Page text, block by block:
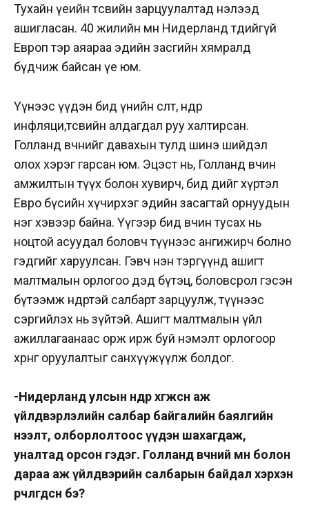
Тухайн үеийн төсвийн зарцуулалтад нэлээд
ашигласан. 40 жилийн өмнө Нидерланд төдийгүй
Европ тэр аяараа эдийн засгийн хямралд
бүдчиж байсан үе юм.
Үүнээс үүдэн бид үнийн өсөлт, өндөр
инфляци,төсвийн алдагдал руу халтирсан.
Голланд өвчнийг давахын тулд шинэ шийдэл
олох хэрэг гарсан юм. Эцэст нь, Голланд өвчин
амжилтын түүх болон хувирч, бид өдийг хүртэл
Евро бүсийн хүчирхэг эдийн засагтай орнуудын
нэг хэвээр байна. Үүгээр бид өвчин тусах нь
ноцтой асуудал боловч түүнээс ангижирч болно
гэдгийг харуулсан. Гэвч нэн тэргүүнд ашигт
малтмалын орлогоо дэд бүтэц, боловсрол гэсэн
бүтээмж өндөртэй салбарт зарцуулж, түүнээс
сэргийлэх нь зүйтэй. Ашигт малтмалын үйл
ажиллагаанаас орж ирж буй нэмэлт орлогоор
хөрөнгө оруулалтыг санхүүжүүлж болдог.
-Нидерланд улсын өндөр хөгжсөн аж
үйлдвэрлэлийн салбар байгалийн баялгийн
нээлт, олборлолтоос үүдэн шахагдаж,
уналтад орсон гэдэг. Голланд өвчний өмнө болон
дараа аж үйлдвэрийн салбарын байдал хэрхэн
өөрчлөгдсөн бэ?